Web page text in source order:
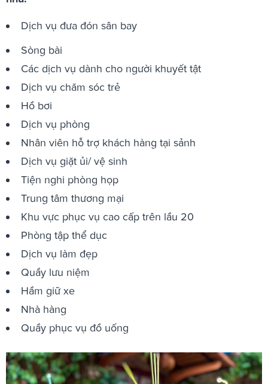
Dịch vụ đưa đón sân bay
Sòng bài
Các dịch vụ dành cho người khuyết tật
Dịch vụ chăm sóc trẻ
Hồ bơi
Dịch vụ phòng
Nhân viên hỗ trợ khách hàng tại sảnh
Dịch vụ giặt ủi/ vệ sinh
Tiện nghi phòng họp
Trung tâm thương mại
Khu vực phục vụ cao cấp trên lầu 20
Phòng tập thể dục
Dịch vụ làm đẹp
Quầy lưu niệm
Hầm giữ xe
Nhà hàng
Quầy phục vụ đồ uống